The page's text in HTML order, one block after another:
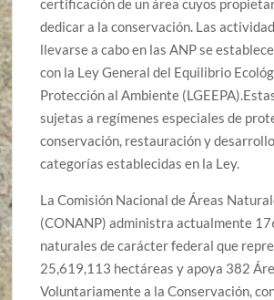
certificación de un área cuyos
dedicar a la conservación. Las
llevarse a cabo en las ANP se
con la Ley General del Equilibrio
Protección al Ambiente
sujetas a regímenes especiales de
conservación, restauración y
categorías establecidas en la Ley.
La Comisión Nacional de Áreas
(CONANP) administra actualmente
naturales de carácter federal que
25,619,113 hectáreas y apoya 382
Voluntariamente a la Conservación,